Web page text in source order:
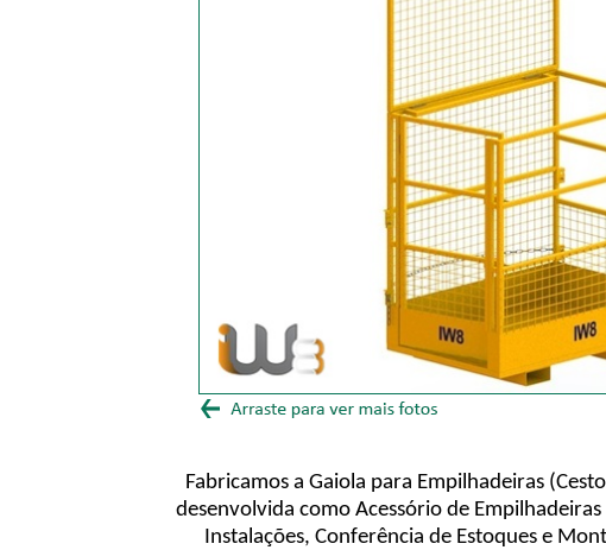
Fabricamos a Gaiola para Empilhadeiras
desenvolvida como Acessório de
Instalações, Conferência de Estoques e